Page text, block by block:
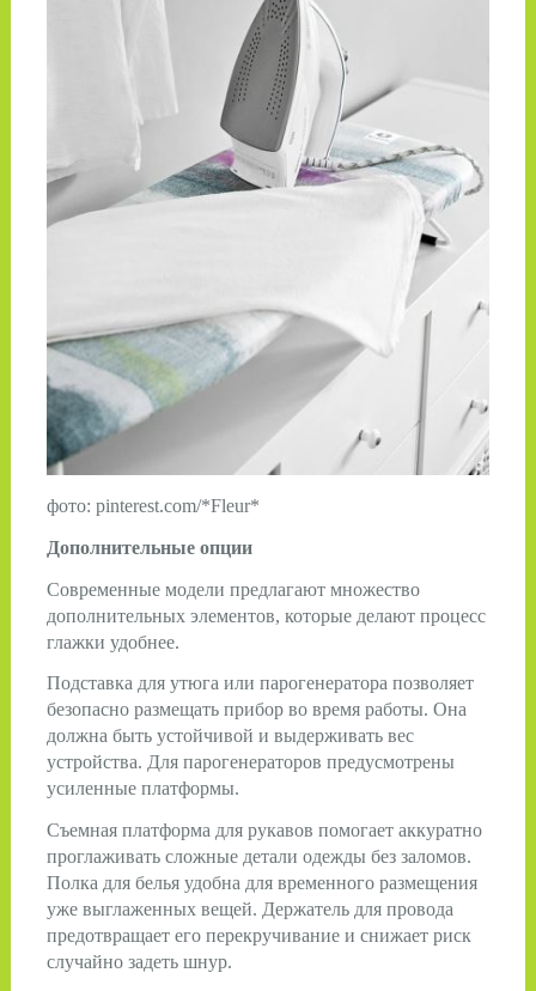
фото: pinterest.com/*Fleur*
Дополнительные опции
Современные модели предлагают множество
дополнительных элементов, которые делают процесс
глажки удобнее.
Подставка для утюга или парогенератора позволяет
безопасно размещать прибор во время работы. Она
должна быть устойчивой и выдерживать вес
устройства. Для парогенераторов предусмотрены
усиленные платформы.
Съемная платформа для рукавов помогает аккуратно
проглаживать сложные детали одежды без заломов.
Полка для белья удобна для временного размещения
уже выглаженных вещей. Держатель для провода
предотвращает его перекручивание и снижает риск
случайно задеть шнур.